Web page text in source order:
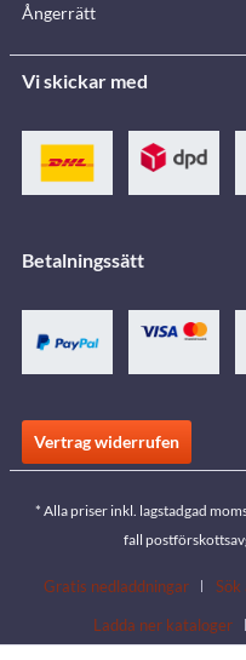
Ångerrätt
Vi skickar med
Betalningssätt
Vertrag widerrufen
* Alla priser inkl. lagstadgad
fall
Gratis nedladdningar Sök
Ladda ner kataloger